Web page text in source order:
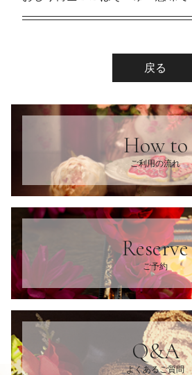
戻る
How to
ご利用の流れ
Reserve
ご予約
Q&A
よくあるご質問